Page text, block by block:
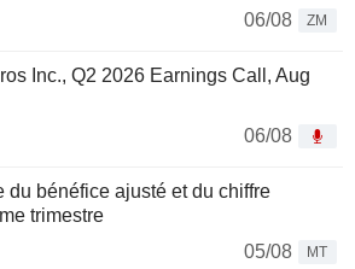
06/08
ZM
Inc., Q2 2026 Earnings Call, Aug
06/08
du bénéfice ajusté et du chiffre
trimestre
05/08
MT